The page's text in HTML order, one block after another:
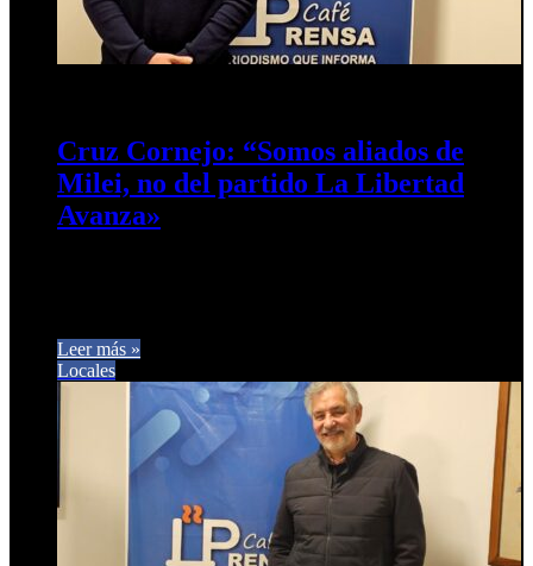
Cruz Cornejo: “Somos aliados de
Milei, no del partido La Libertad
Avanza»
Leer más »
Locales